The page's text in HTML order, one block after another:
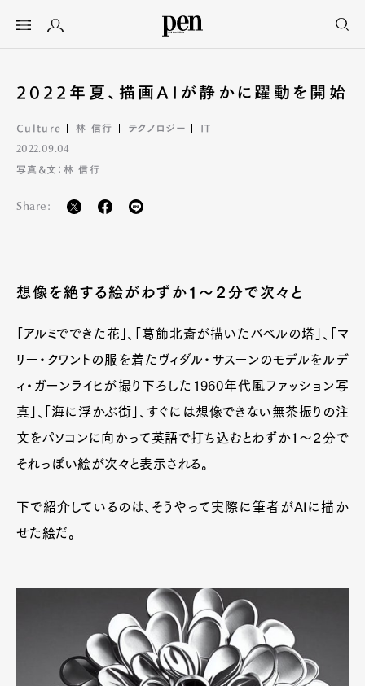
2022年夏、描画AIが静かに躍動を開始
Culture 林 信行 テクノロジー IT
2022.09.04
写真&文：林 信行
Share:
想像を絶する絵がわずか１〜２分で次々と
「アルミでできた花」、「葛飾北斎が描いたバベルの塔」、「マ
リー・クワントの服を着たヴィダル・サスーンのモデルをルデ
ィ・ガーンライヒが撮り下ろした1960年代風ファッション写
真」、「海に浮かぶ街」、すぐには想像できない無茶振りの注
文をパソコンに向かって英語で打ち込むとわずか１〜２分で
それっぽい絵が次々と表示される。
下で紹介しているのは、そうやって実際に筆者がAIに描か
せた絵だ。